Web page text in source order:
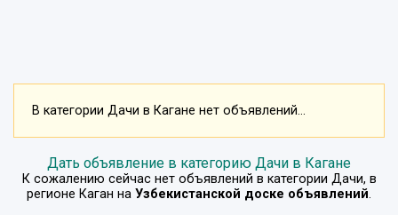
В категории Дачи в Кагане нет объявлений...
Дать объявление в категорию Дачи в Кагане
К сожалению сейчас нет объявлений в категории Дачи, в
регионе Каган на Узбекистанской доске объявлений.